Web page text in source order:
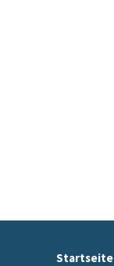
Startseite